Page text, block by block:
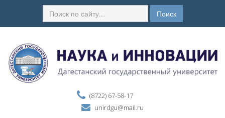
Поиск
(8722) 67-58-17
unirdgu@mail.ru